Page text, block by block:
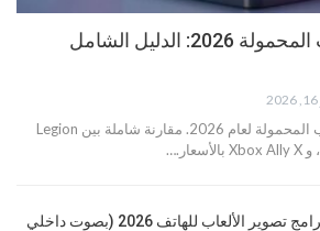
أفضل أجهزة الألعاب المحمولة 2026: الدليل الشامل
اكتشف أفضل أجهزة الألعاب المحمولة لعام 2026. مقارنة شاملة بين Legion
أفضل برامج تصوير الألعاب للهاتف 2026 (بصوت داخلي